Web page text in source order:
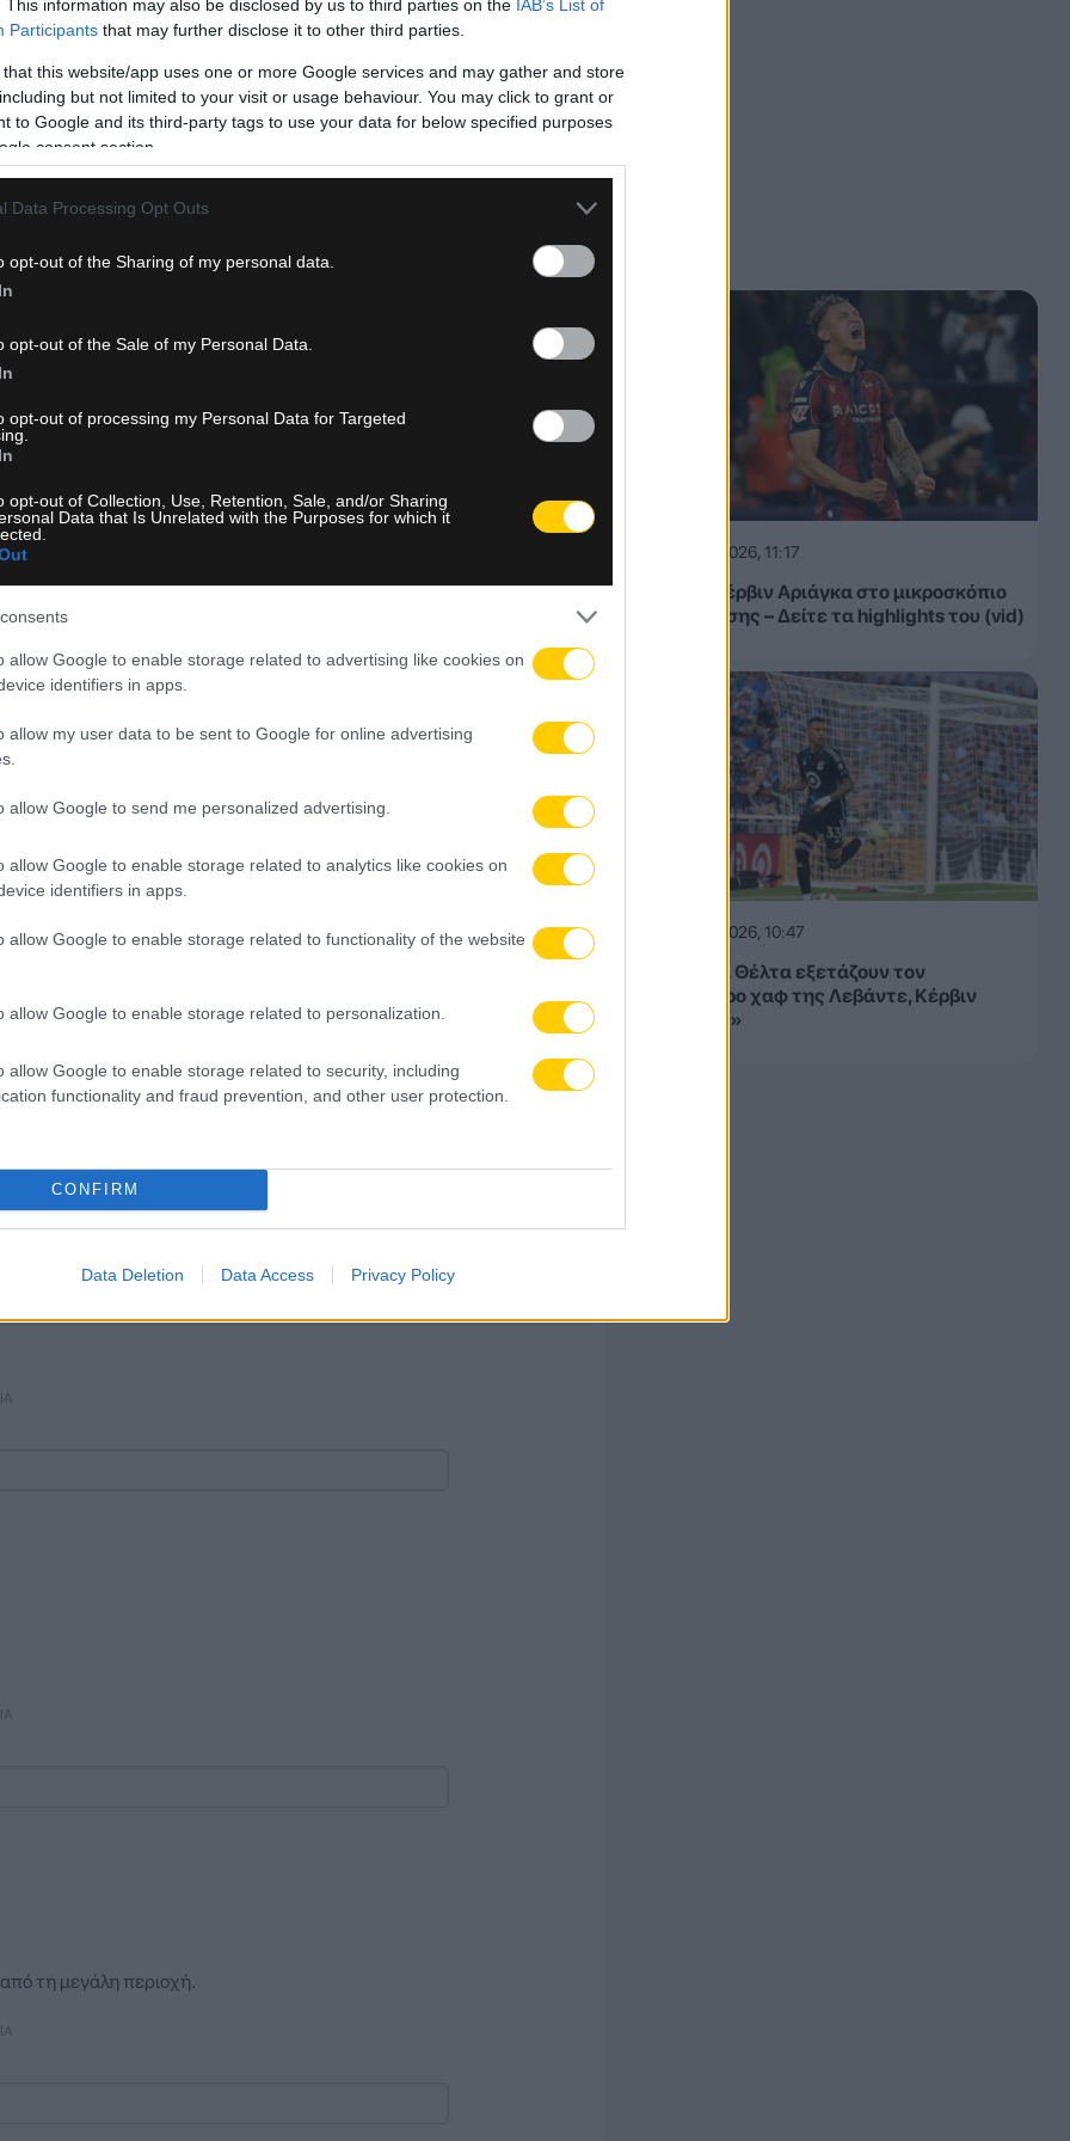
This information may also be disclosed by us to third parties on the IAB’s List of
Participants that may further disclose it to other third parties.
that this website/app uses one or more Google services and may gather and store
but not limited to your visit or usage behaviour. You may click to grant or
to Google and its third-party tags to use your data for below specified purposes
consent section.
Data Processing Opt Outs
opt-out of the Sharing of my personal data.
opt-out of the Sale of my Personal Data.
opt-out of processing my Personal Data for Targeted
opt-out of Collection, Use, Retention, Sale, and/or Sharing
Data that Is Unrelated with the Purposes for which it
allow Google to enable storage related to advertising like cookies on
identifiers in apps.
allow my user data to be sent to Google for online advertising
allow Google to send me personalized advertising.
allow Google to enable storage related to analytics like cookies on
identifiers in apps.
allow Google to enable storage related to functionality of the website
allow Google to enable storage related to personalization.
allow Google to enable storage related to security, including
functionality and fraud prevention, and other user protection.
CONFIRM
Data Deletion Data Access Privacy Policy
Τελικό αποτέλεσμα: 2 - 1.
τη μεγάλη περιοχή.
06.08.2026, 11:17
ΑΕΚ: Ο Κέρβιν Αριάγκα στο μικροσκόπιο
της Ένωσης – Δείτε τα highlights του (vid)
06.08.2026, 10:47
«ΑΕΚ και Θέλτα εξετάζουν τον
πανίσχυρο χαφ της Λεβάντε, Κέρβιν
Αριάγκα!»